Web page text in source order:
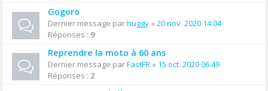
Gogoro
Dernier message parhuggy « 20 nov. 2020 14:04
Réponses : 9
Reprendre la moto à 60 ans
Dernier message parFastFR « 15 oct. 2020 06:49
Réponses : 2